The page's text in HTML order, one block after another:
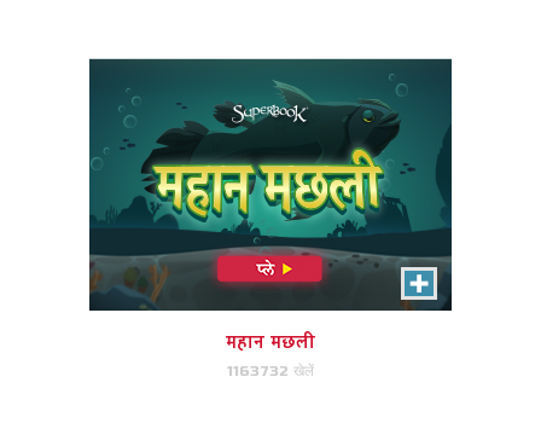
महान मछली
1163732 खेलें